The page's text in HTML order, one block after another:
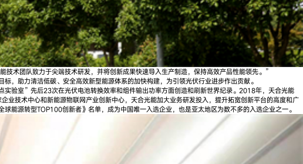
术团队致力于尖端技术研发，并将创新成果快速导入生产制造，保持高效产品性能领先。”
，助力清洁低碳、安全高效新型能源体系的加快构建，为引领光伏行业进步作出贡献。
验室”先后23次在光伏电池转换效率和组件输出功率方面创造和刷新世界纪录。2018年，天合光能
技术中心和新能源物联网产业创新中心，天合光能加大业务研发投入，提升拓宽创新平台的高度和广
源转型TOP100创新者》名单，成为中国唯一入选企业，也是亚太地区为数不多的入选企业之一。